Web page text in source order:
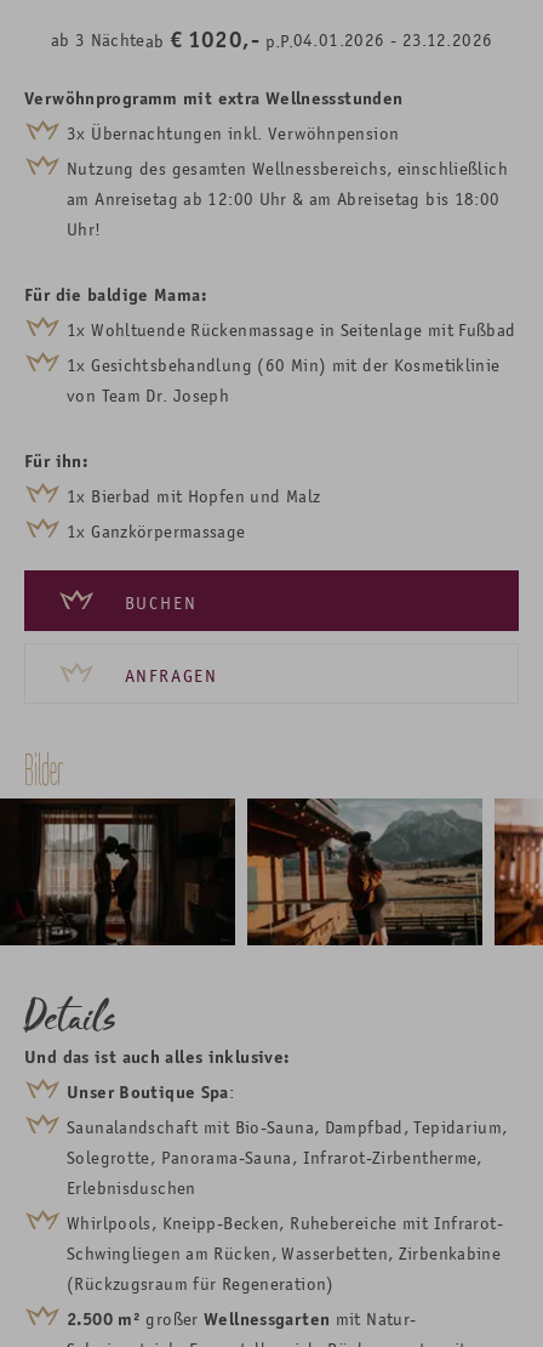
ab 3 Nächteab € 1020,- p.P.04.01.2026 - 23.12.2026
Verwöhnprogramm mit extra Wellnessstunden
3x Übernachtungen inkl. Verwöhnpension
Nutzung des gesamten Wellnessbereichs, einschließlich
am Anreisetag ab 12:00 Uhr & am Abreisetag bis 18:00
Uhr!
Für die baldige Mama:
1x Wohltuende Rückenmassage in Seitenlage mit Fußbad
1x Gesichtsbehandlung (60 Min) mit der Kosmetiklinie
von Team Dr. Joseph
Für ihn:
1x Bierbad mit Hopfen und Malz
1x Ganzkörpermassage
BUCHEN
ANFRAGEN
Bilder
Details
Und das ist auch alles inklusive:
Unser Boutique Spa:
Saunalandschaft mit Bio-Sauna, Dampfbad, Tepidarium,
Solegrotte, Panorama-Sauna, Infrarot-Zirbentherme,
Erlebnisduschen
Whirlpools, Kneipp-Becken, Ruhebereiche mit Infrarot-
Schwingliegen am Rücken, Wasserbetten, Zirbenkabine
(Rückzugsraum für Regeneration)
2.500m² großer Wellnessgarten mit Natur-